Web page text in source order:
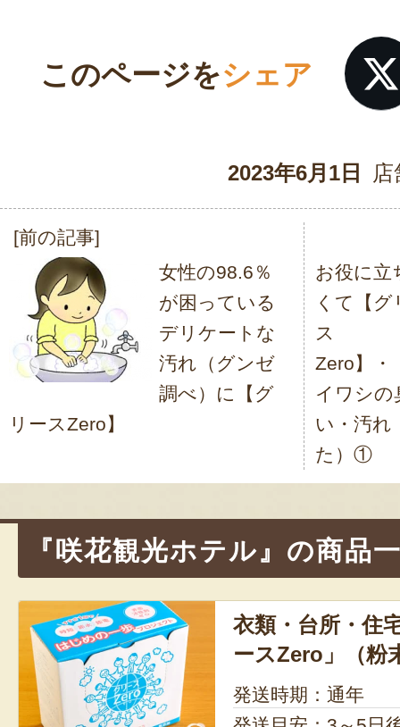
このページをシェア
2023年6月1日 店
投
ナ
ビ
ゲ
ー
ョ
ン
[前の記事]
女性の98.6％
が困っている
デリケートな
汚れ（グンゼ
調べ）に【グ
リースZero】
お役に立
くて【グ
ス
Zero】・
イワシの
い・汚れ
た）①
『咲花観光ホテル』の商品
衣類・台所・住
ースZero」（粉
発送時期：通年